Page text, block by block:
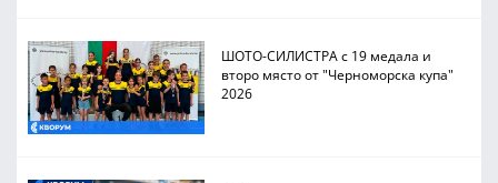
ШОТО-СИЛИСТРА с 19 медала и
второ място от "Черноморска купа"
2026